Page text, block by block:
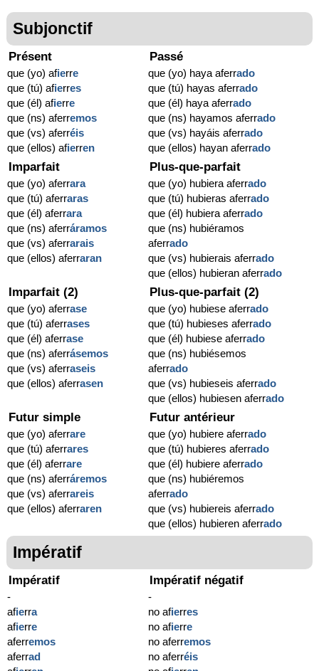
Subjonctif
Présent
que (yo) afierre
que (tú) afierres
que (él) afierre
que (ns) aferremos
que (vs) aferréis
que (ellos) afierren
Passé
que (yo) haya aferrado
que (tú) hayas aferrado
que (él) haya aferrado
que (ns) hayamos aferrado
que (vs) hayáis aferrado
que (ellos) hayan aferrado
Imparfait
que (yo) aferrara
que (tú) aferraras
que (él) aferrara
que (ns) aferráramos
que (vs) aferrarais
que (ellos) aferraran
Plus-que-parfait
que (yo) hubiera aferrado
que (tú) hubieras aferrado
que (él) hubiera aferrado
que (ns) hubiéramos
aferrado
que (vs) hubierais aferrado
que (ellos) hubieran aferrado
Imparfait (2)
que (yo) aferrase
que (tú) aferrases
que (él) aferrase
que (ns) aferrásemos
que (vs) aferraseis
que (ellos) aferrasen
Plus-que-parfait (2)
que (yo) hubiese aferrado
que (tú) hubieses aferrado
que (él) hubiese aferrado
que (ns) hubiésemos
aferrado
que (vs) hubieseis aferrado
que (ellos) hubiesen aferrado
Futur simple
que (yo) aferrare
que (tú) aferrares
que (él) aferrare
que (ns) aferráremos
que (vs) aferrareis
que (ellos) aferraren
Futur antérieur
que (yo) hubiere aferrado
que (tú) hubieres aferrado
que (él) hubiere aferrado
que (ns) hubiéremos
aferrado
que (vs) hubiereis aferrado
que (ellos) hubieren aferrado
Impératif
Impératif
-
afierra
afierre
aferremos
aferrad
Impératif négatif
-
no afierres
no afierre
no aferremos
no aferréis